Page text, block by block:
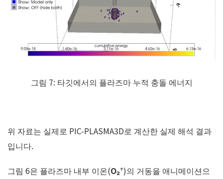
그림 7: 타깃에서의 플라즈마 누적 충돌 에너지
위 자료는 실제로 PIC-PLASMA3D로 계산한 실제 해석 결과
입니다.
그림 6은 플라즈마 내부 이온(O₂+)의 거동을 애니메이션으